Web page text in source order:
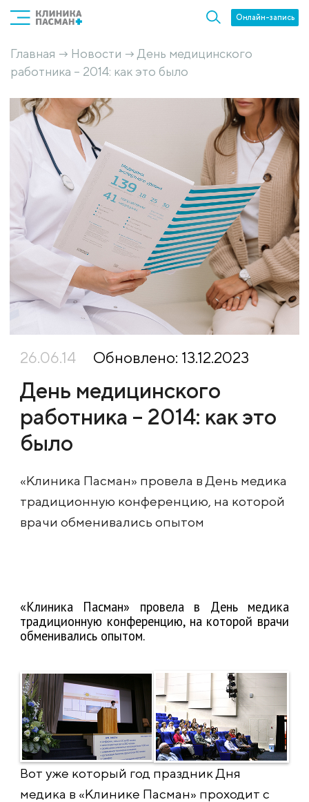
Онлайн-запись
Главная → Новости → День медицинского
работника – 2014: как это было
26.06.14 Обновлено: 13.12.2023
День медицинского
работника – 2014: как это
было
«Клиника Пасман» провела в День медика
традиционную конференцию, на которой
врачи обменивались опытом
«Клиника Пасман» провела в День медика
традиционную конференцию, на которой врачи
обменивались опытом.
Вот уже который год праздник Дня
медика в «Клинике Пасман» проходит с